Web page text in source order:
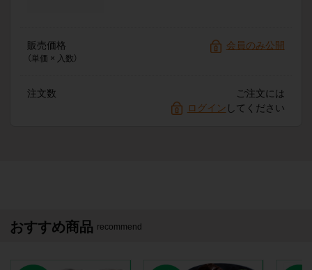
販売価格
（単価 × 入数）
会員のみ公開
注文数
ご注文には
ログイン してください
おすすめ商品 recommend